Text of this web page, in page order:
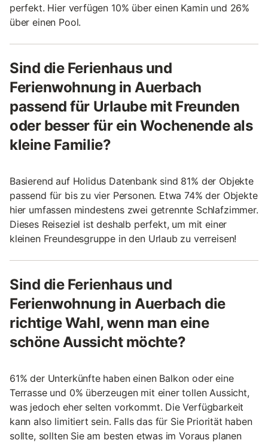
perfekt. Hier verfügen 10% über einen Kamin und 26%
über einen Pool.
Sind die Ferienhaus und
Ferienwohnung in Auerbach
passend für Urlaube mit Freunden
oder besser für ein Wochenende als
kleine Familie?
Basierend auf Holidus Datenbank sind 81% der Objekte
passend für bis zu vier Personen. Etwa 74% der Objekte
hier umfassen mindestens zwei getrennte Schlafzimmer.
Dieses Reiseziel ist deshalb perfekt, um mit einer
kleinen Freundesgruppe in den Urlaub zu verreisen!
Sind die Ferienhaus und
Ferienwohnung in Auerbach die
richtige Wahl, wenn man eine
schöne Aussicht möchte?
61% der Unterkünfte haben einen Balkon oder eine
Terrasse und 0% überzeugen mit einer tollen Aussicht,
was jedoch eher selten vorkommt. Die Verfügbarkeit
kann also limitiert sein. Falls das für Sie Priorität haben
sollte, sollten Sie am besten etwas im Voraus planen